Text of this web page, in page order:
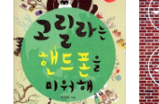
로 살아가는 황룡동 사람들
미를 재정립한다. 중심이 아
의 삶. 그런 삶의 자리를 자
때에만 삶이 새롭게 바라봐